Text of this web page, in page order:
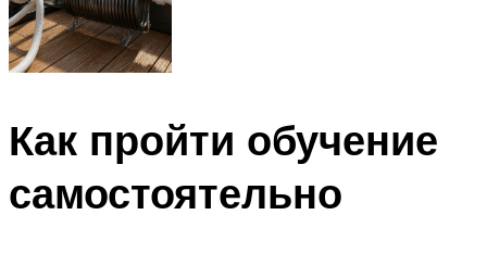
Как пройти обучение
самостоятельно